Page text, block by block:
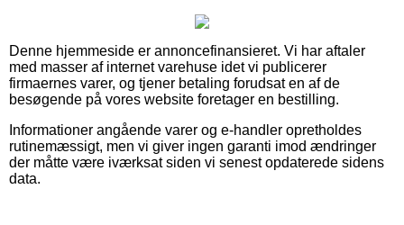
Denne hjemmeside er annoncefinansieret. Vi har aftaler
med masser af internet varehuse idet vi publicerer
firmaernes varer, og tjener betaling forudsat en af de
besøgende på vores website foretager en bestilling.
Informationer angående varer og e-handler opretholdes
rutinemæssigt, men vi giver ingen garanti imod ændringer
der måtte være iværksat siden vi senest opdaterede sidens
data.